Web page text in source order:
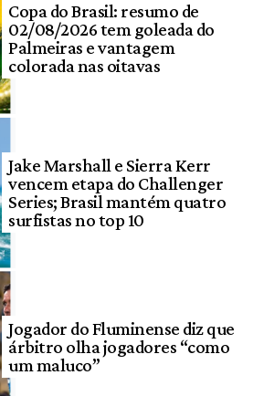
Copa do Brasil: resumo de
02/08/2026 tem goleada do
Palmeiras e vantagem
colorada nas oitavas
Jake Marshall e Sierra Kerr
vencem etapa do Challenger
Series; Brasil mantém quatro
surfistas no top 10
Jogador do Fluminense diz que
árbitro olha jogadores “como
um maluco”